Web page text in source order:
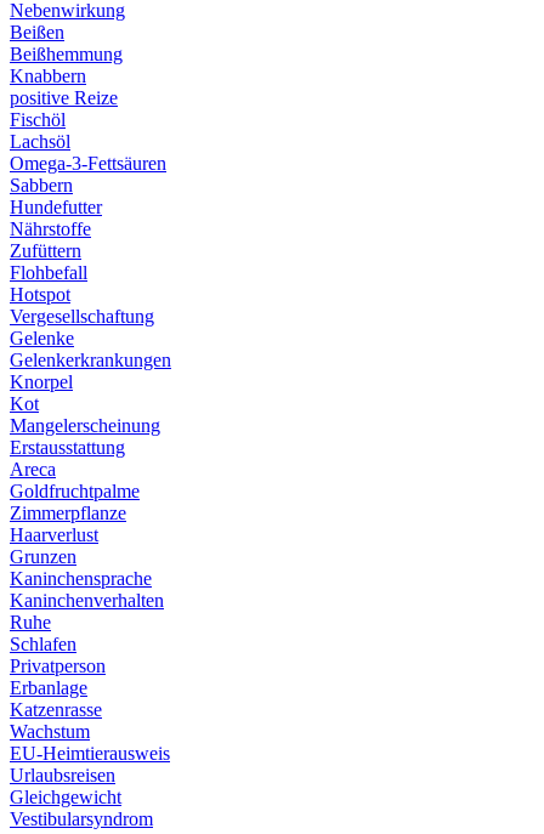
Nebenwirkung
Beißen
Beißhemmung
Knabbern
positive Reize
Fischöl
Lachsöl
Omega-3-Fettsäuren
Sabbern
Hundefutter
Nährstoffe
Zufüttern
Flohbefall
Hotspot
Vergesellschaftung
Gelenke
Gelenkerkrankungen
Knorpel
Kot
Mangelerscheinung
Erstausstattung
Areca
Goldfruchtpalme
Zimmerpflanze
Haarverlust
Grunzen
Kaninchensprache
Kaninchenverhalten
Ruhe
Schlafen
Privatperson
Erbanlage
Katzenrasse
Wachstum
EU-Heimtierausweis
Urlaubsreisen
Gleichgewicht
Vestibularsyndrom